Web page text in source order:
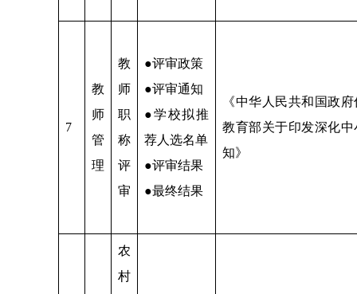
7
教
师
管
理
教
师
职
称
评
审
●评审政策
●评审通知
●学校拟推
荐人选名单
●评审结果
●最终结果
《中华人民共和国政
教育部关于印发深化
知》
农
村